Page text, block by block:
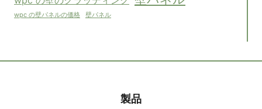
wpc の壁パネルの価格 壁パネル
製品